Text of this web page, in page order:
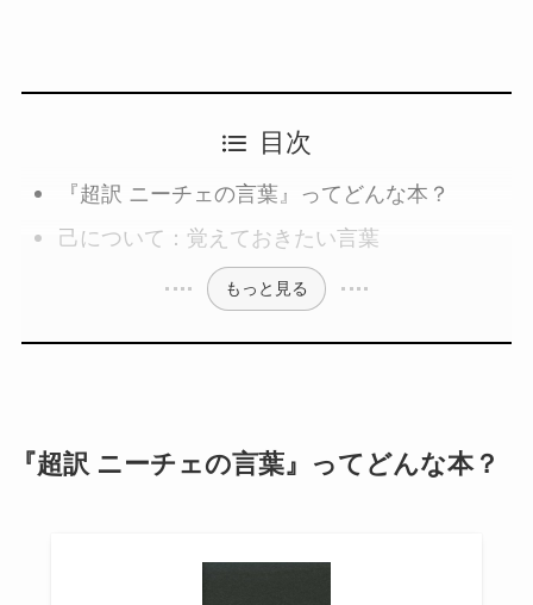
目次
『超訳 ニーチェの言葉』ってどんな本？
己について：覚えておきたい言葉
もっと見る
『超訳 ニーチェの言葉』ってどんな本？